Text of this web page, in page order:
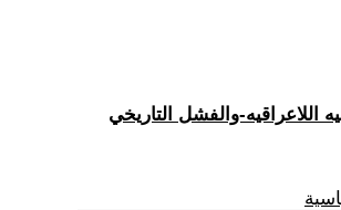
اللاعراقيه-والفشل التاريخي